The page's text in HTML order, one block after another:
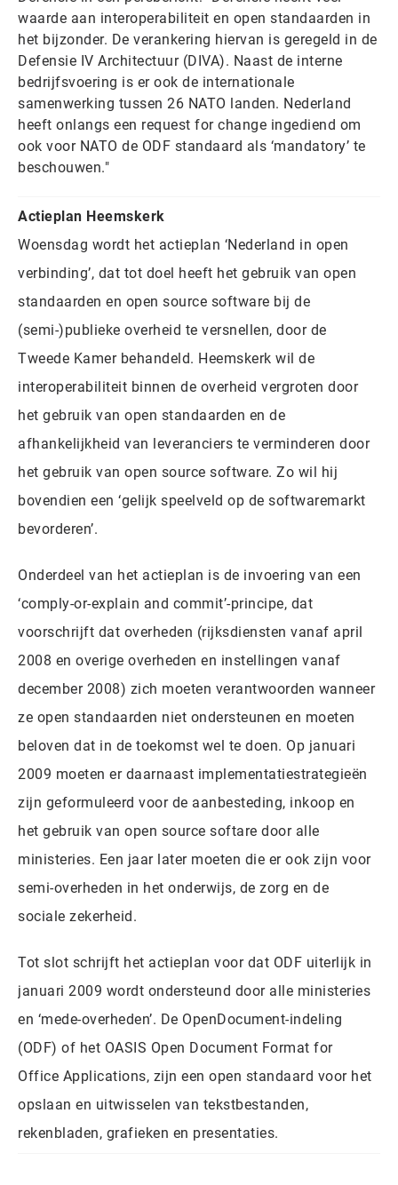
waarde aan interoperabiliteit en open standaarden in
het bijzonder. De verankering hiervan is geregeld in de
Defensie IV Architectuur (DIVA). Naast de interne
bedrijfsvoering is er ook de internationale
samenwerking tussen 26 NATO landen. Nederland
heeft onlangs een request for change ingediend om
ook voor NATO de ODF standaard als ‘mandatory’ te
beschouwen."
Actieplan Heemskerk
Woensdag wordt het actieplan ‘Nederland in open
verbinding’, dat tot doel heeft het gebruik van open
standaarden en open source software bij de
(semi-)publieke overheid te versnellen, door de
Tweede Kamer behandeld. Heemskerk wil de
interoperabiliteit binnen de overheid vergroten door
het gebruik van open standaarden en de
afhankelijkheid van leveranciers te verminderen door
het gebruik van open source software. Zo wil hij
bovendien een ‘gelijk speelveld op de softwaremarkt
bevorderen’.
Onderdeel van het actieplan is de invoering van een
‘comply-or-explain and commit’-principe, dat
voorschrijft dat overheden (rijksdiensten vanaf april
2008 en overige overheden en instellingen vanaf
december 2008) zich moeten verantwoorden wanneer
ze open standaarden niet ondersteunen en moeten
beloven dat in de toekomst wel te doen. Op januari
2009 moeten er daarnaast implementatiestrategieën
zijn geformuleerd voor de aanbesteding, inkoop en
het gebruik van open source softare door alle
ministeries. Een jaar later moeten die er ook zijn voor
semi-overheden in het onderwijs, de zorg en de
sociale zekerheid.
Tot slot schrijft het actieplan voor dat ODF uiterlijk in
januari 2009 wordt ondersteund door alle ministeries
en ‘mede-overheden’. De OpenDocument-indeling
(ODF) of het OASIS Open Document Format for
Office Applications, zijn een open standaard voor het
opslaan en uitwisselen van tekstbestanden,
rekenbladen, grafieken en presentaties.